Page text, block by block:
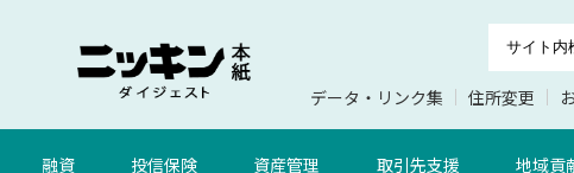
データ・リンク集 住所変更
融資 投信保険 資産管理 取引先支援 地域貢